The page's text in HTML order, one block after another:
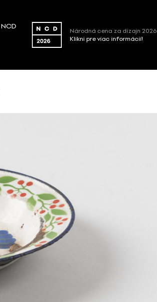
NCD
Národná cena za dizajn 2026
Klikni pre viac informácií!